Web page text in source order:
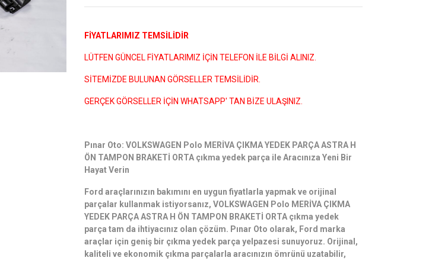
FİYATLARIMIZ TEMSİLİDİR
LÜTFEN GÜNCEL FİYATLARIMIZ İÇİN TELEFON İLE BİLGİ ALINIZ.
SİTEMİZDE BULUNAN GÖRSELLER TEMSİLİDİR.
GERÇEK GÖRSELLER İÇİN WHATSAPP' TAN BİZE ULAŞINIZ.
Pınar Oto: VOLKSWAGEN Polo MERİVA ÇIKMA YEDEK PARÇA ASTRA H
ÖN TAMPON BRAKETİ ORTA çıkma yedek parça ile Aracınıza Yeni Bir
Hayat Verin
Ford araçlarınızın bakımını en uygun fiyatlarla yapmak ve orijinal
parçalar kullanmak istiyorsanız, VOLKSWAGEN Polo MERİVA ÇIKMA
YEDEK PARÇA ASTRA H ÖN TAMPON BRAKETİ ORTA çıkma yedek
parça tam da ihtiyacınız olan çözüm. Pınar Oto olarak, Ford marka
araçlar için geniş bir çıkma yedek parça yelpazesi sunuyoruz. Orijinal,
kaliteli ve ekonomik çıkma parçalarla aracınızın ömrünü uzatabilir,